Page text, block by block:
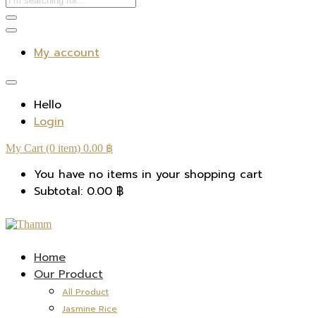
My account
Hello
Login
My Cart (0 item) 0.00 ฿
You have no items in your shopping cart
Subtotal: 0.00 ฿
Home
Our Product
All Product
Jasmine Rice